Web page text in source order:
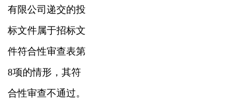
有限公司递交的投
标文件属于招标文
件符合性审查表第
8项的情形，其符
合性审查不通过。